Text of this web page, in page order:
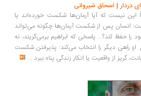
| اسحاق شیروانی
که آیا آرمان‌ها شکست خورده‌اند یا
پس از شکست آرمان‌ها چگونه می‌تواند
پاسخی که ابراهیم برمی‌گزیند، نه
دیگر را انتخاب می‌کند: پذیرفتن شکست
واقعیت یا انکار زندگی پناه ببرد...